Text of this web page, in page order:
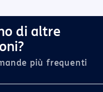
di altre
più frequenti